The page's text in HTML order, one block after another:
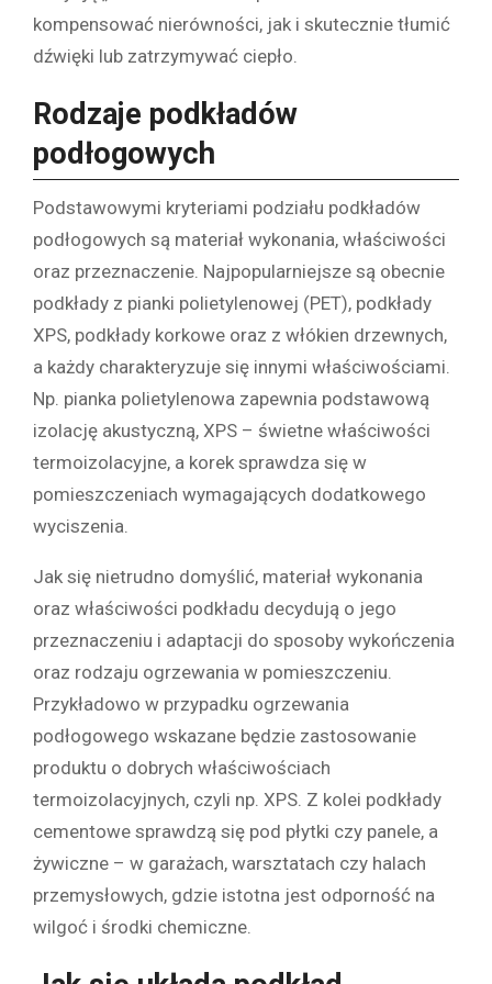
kompensować nierówności, jak i skutecznie tłumić
dźwięki lub zatrzymywać ciepło.
Rodzaje podkładów
podłogowych
Podstawowymi kryteriami podziału podkładów
podłogowych są materiał wykonania, właściwości
oraz przeznaczenie. Najpopularniejsze są obecnie
podkłady z pianki polietylenowej (PET), podkłady
XPS, podkłady korkowe oraz z włókien drzewnych,
a każdy charakteryzuje się innymi właściwościami.
Np. pianka polietylenowa zapewnia podstawową
izolację akustyczną, XPS – świetne właściwości
termoizolacyjne, a korek sprawdza się w
pomieszczeniach wymagających dodatkowego
wyciszenia.
Jak się nietrudno domyślić, materiał wykonania
oraz właściwości podkładu decydują o jego
przeznaczeniu i adaptacji do sposoby wykończenia
oraz rodzaju ogrzewania w pomieszczeniu.
Przykładowo w przypadku ogrzewania
podłogowego wskazane będzie zastosowanie
produktu o dobrych właściwościach
termoizolacyjnych, czyli np. XPS. Z kolei podkłady
cementowe sprawdzą się pod płytki czy panele, a
żywiczne – w garażach, warsztatach czy halach
przemysłowych, gdzie istotna jest odporność na
wilgoć i środki chemiczne.